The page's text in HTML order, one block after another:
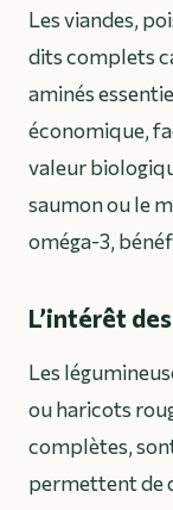
Les viandes,
dits complets
aminés
économique,
valeur
saumon ou le
oméga-3,
L’intérêt
Les
ou haricots
complètes,
permettent de